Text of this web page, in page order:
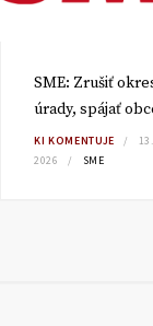
SME: Zrušiť
úrady, spájať
KI KOMENTUJE
2026
SME